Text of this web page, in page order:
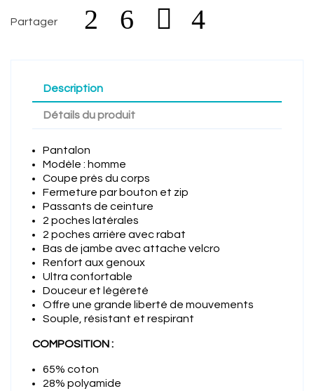
Partager
Description
Détails du produit
Pantalon
Modèle : homme
Coupe près du corps
Fermeture par bouton et zip
Passants de ceinture
2 poches latérales
2 poches arrière avec rabat
Bas de jambe avec attache velcro
Renfort aux genoux
Ultra confortable
Douceur et légèreté
Offre une grande liberté de mouvements
Souple, résistant et respirant
COMPOSITION :
65% coton
28% polyamide